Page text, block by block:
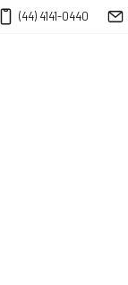
(44) 4141-0440